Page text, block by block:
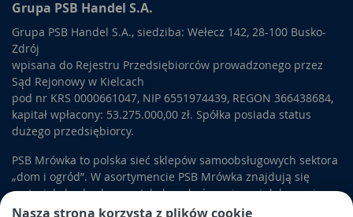
Nasza strona korzysta z plików cookie
Grupa PSB Handel S.A.
Grupa PSB Handel S.A., siedziba: Wełecz 142, 28-100 Busko-
Zdrój
wpisana do Rejestru Przedsiębiorców prowadzonego przez
Sąd Rejonowy w Kielcach
pod nr KRS 0000661047, NIP 6551974439, REGON 366438684,
kapitał wpłacony: 53.275.000,00 zł. Spółka posiada status
dużego przedsiębiorcy.
PSB Mrówka to polska sieć sklepów samoobsługowych sektora
„dom i ogród”. W asortymencie PSB Mrówka znajdują się
materiały budowlane, artykuły wykończeniowe i dekoracyjne,
wyposażenie łazienek i kuchni, elektronarzędzia, a także